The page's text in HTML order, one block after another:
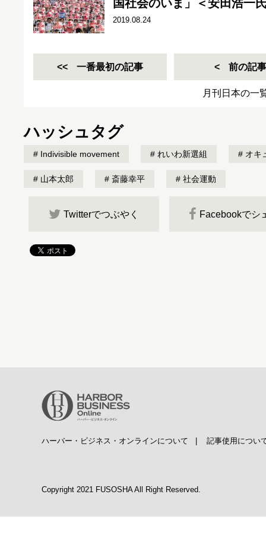
国社会のいま」＜安田浩一
2019.08.24
一番最初の記事 前の記事
月刊日本の一
ハッシュタグ
Indivisible movement れいわ新選組 オキ
山本太郎 斎藤幸平 社会運動
Twitterでつぶやく Facebookでシ
ハーバー・ビジネス・オンラインについて 記事使用につい
Copyright 2021 FUSOSHA All Right Reserved.